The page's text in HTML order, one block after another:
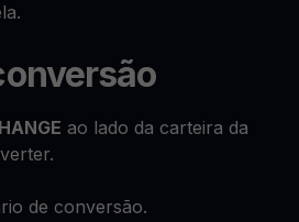
ao lado da carteira da
de conversão.